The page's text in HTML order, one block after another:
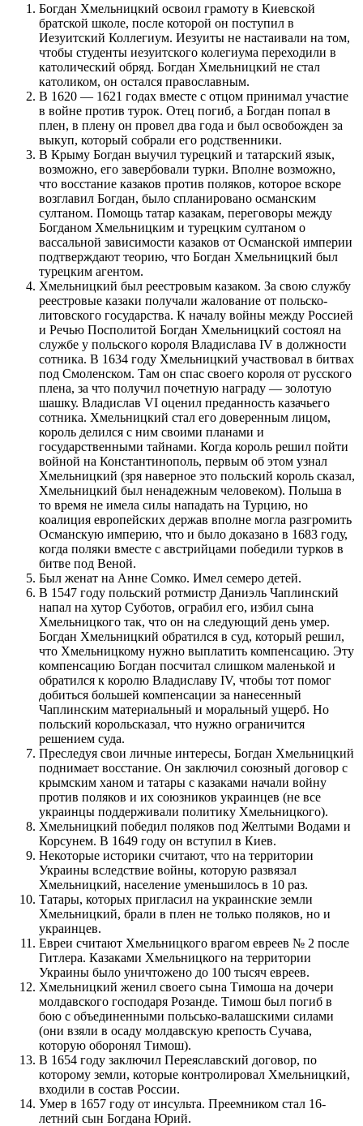
Богдан Хмельницкий освоил грамоту в Киевской
братской школе, после которой он поступил в
Иезуитский Коллегиум. Иезуиты не настаивали на том,
чтобы студенты иезуитского колегиума переходили в
католический обряд. Богдан Хмельницкий не стал
католиком, он остался православным.
В 1620 — 1621 годах вместе с отцом принимал участие
в войне против турок. Отец погиб, а Богдан попал в
плен, в плену он провел два года и был освобожден за
выкуп, который собрали его родственники.
В Крыму Богдан выучил турецкий и татарский язык,
возможно, его завербовали турки. Вполне возможно,
что восстание казаков против поляков, которое вскоре
возглавил Богдан, было спланировано османским
султаном. Помощь татар казакам, переговоры между
Богданом Хмельницким и турецким султаном о
вассальной зависимости казаков от Османской империи
подтверждают теорию, что Богдан Хмельницкий был
турецким агентом.
Хмельницкий был реестровым казаком. За свою службу
реестровые казаки получали жалование от польско-
литовского государства. К началу войны между Россией
и Речью Посполитой Богдан Хмельницкий состоял на
службе у польского короля Владислава IV в должности
сотника. В 1634 году Хмельницкий участвовал в битвах
под Смоленском. Там он спас своего короля от русского
плена, за что получил почетную награду — золотую
шашку. Владислав VI оценил преданность казачьего
сотника. Хмельницкий стал его доверенным лицом,
король делился с ним своими планами и
государственными тайнами. Когда король решил пойти
войной на Константинополь, первым об этом узнал
Хмельницкий (зря наверное это польский король сказал,
Хмельницкий был ненадежным человеком). Польша в
то время не имела силы нападать на Турцию, но
коалиция европейских держав вполне могла разгромить
Османскую империю, что и было доказано в 1683 году,
когда поляки вместе с австрийцами победили турков в
битве под Веной.
Был женат на Анне Сомко. Имел семеро детей.
В 1547 году польский ротмистр Даниэль Чаплинский
напал на хутор Суботов, ограбил его, избил сына
Хмельницкого так, что он на следующий день умер.
Богдан Хмельницкий обратился в суд, который решил,
что Хмельницкому нужно выплатить компенсацию. Эту
компенсацию Богдан посчитал слишком маленькой и
обратился к королю Владиславу IV, чтобы тот помог
добиться большей компенсации за нанесенный
Чаплинским материальный и моральный ущерб. Но
польский корольсказал, что нужно ограничится
решением суда.
Преследуя свои личные интересы, Богдан Хмельницкий
поднимает восстание. Он заключил союзный договор с
крымским ханом и татары с казаками начали войну
против поляков и их союзников украинцев (не все
украинцы поддерживали политику Хмельницкого).
Хмельницкий победил поляков под Желтыми Водами и
Корсунем. В 1649 году он вступил в Киев.
Некоторые историки считают, что на территории
Украины вследствие войны, которую развязал
Хмельницкий, население уменьшилось в 10 раз.
Татары, которых пригласил на украинские земли
Хмельницкий, брали в плен не только поляков, но и
украинцев.
Евреи считают Хмельницкого врагом евреев № 2 после
Гитлера. Казаками Хмельницкого на территории
Украины было уничтожено до 100 тысяч евреев.
Хмельницкий женил своего сына Тимоша на дочери
молдавского господаря Розанде. Тимош был погиб в
бою с объединенными польсько-валашскими силами
(они взяли в осаду молдавскую крепость Сучава,
которую оборонял Тимош).
В 1654 году заключил Переяславский договор, по
которому земли, которые контролировал Хмельницкий,
входили в состав России.
Умер в 1657 году от инсульта. Преемником стал 16-
летний сын Богдана Юрий.